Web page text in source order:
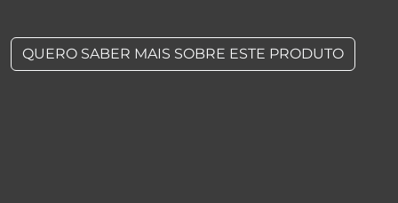
QUERO SABER MAIS SOBRE ESTE PRODUTO